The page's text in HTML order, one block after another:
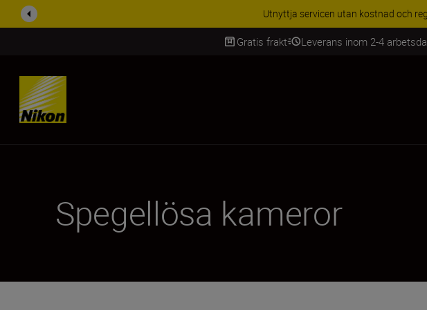
RABATT PÅ TILLBEHÖR | Få 15 %
Gratis frakt Leverans inom 2-4
SKIP
Spegellösa kameror